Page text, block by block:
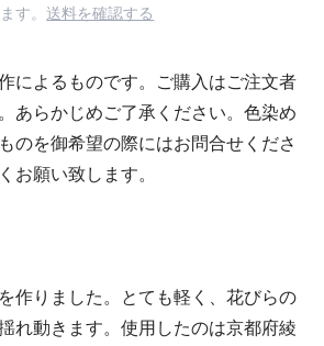
す。 送料を確認する
によるものです。ご購入はご注文者
あらかじめご了承ください。色染め
のを御希望の際にはお問合せくださ
お願い致します。
作りました。とても軽く、花びらの
れ動きます。使用したのは京都府綾